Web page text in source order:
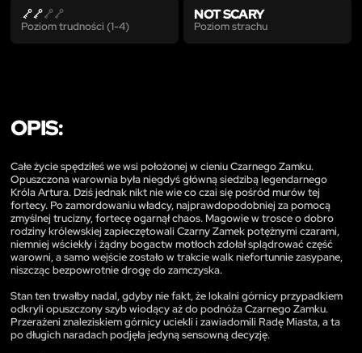
Poziom trudności (1-4)
NOT SCARY
Poziom strachu
OPIS:
Całe życie spędziłeś we wsi położonej w cieniu Czarnego Zamku.
Opuszczona warownia była niegdyś główną siedzibą legendarnego
Króla Artura. Dziś jednak nikt nie wie co czai się pośród murów tej
fortecy. Po zamordowaniu władcy, najprawdopodobniej za pomocą
zmyślnej trucizny, fortecę ogarnął chaos. Magowie w trosce o dobro
rodziny królewskiej zapieczętowali Czarny Zamek potężnymi czarami,
niemniej wściekły i żądny bogactw motłoch zdołał splądrować część
warowni, a samo wejście zostało w trakcie walk niefortunnie zasypane,
niszcząc bezpowrotnie drogę do zamczyska.
Stan ten trwałby nadal, gdyby nie fakt, że lokalni górnicy przypadkiem
odkryli opuszczony szyb wiodący aż do podnóża Czarnego Zamku.
Przerażeni znaleziskiem górnicy uciekli i zawiadomili Radę Miasta, a ta
po długich naradach podjęła jedyną sensowną decyzję.